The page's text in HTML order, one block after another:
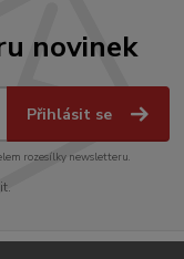
novinek
Přihlásit se
rozesílky newsletteru.